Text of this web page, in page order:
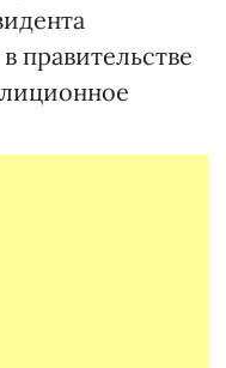
правительстве